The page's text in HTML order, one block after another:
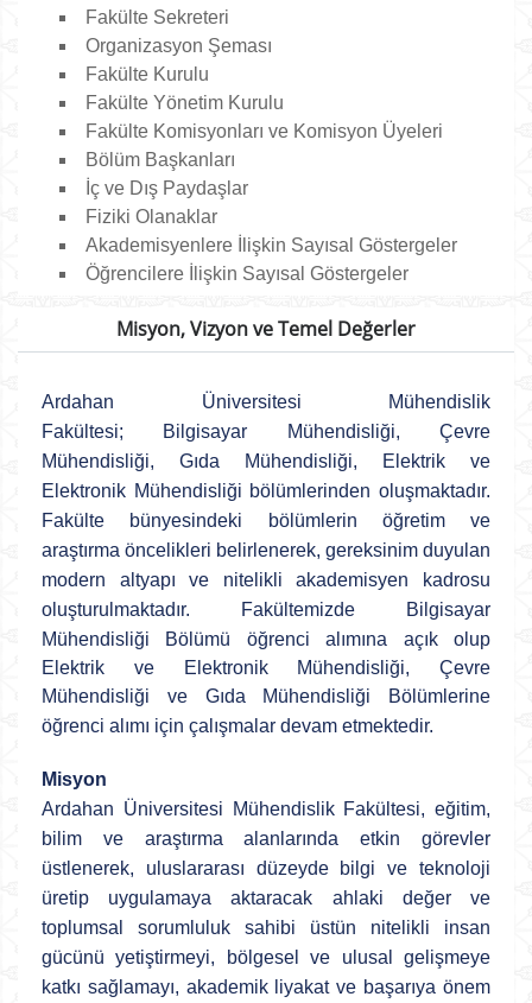
Fakülte Sekreteri
Organizasyon Şeması
Fakülte Kurulu
Fakülte Yönetim Kurulu
Fakülte Komisyonları ve Komisyon Üyeleri
Bölüm Başkanları
İç ve Dış Paydaşlar
Fiziki Olanaklar
Akademisyenlere İlişkin Sayısal Göstergeler
Öğrencilere İlişkin Sayısal Göstergeler
Misyon, Vizyon ve Temel Değerler
Ardahan Üniversitesi Mühendislik
Fakültesi; Bilgisayar Mühendisliği,Çevre
Mühendisliği, Gıda Mühendisliği, Elektrik ve
Elektronik Mühendisliği bölümlerinden oluşmaktadır.
Fakülte bünyesindeki bölümlerin öğretim ve
araştırma öncelikleri belirlenerek, gereksinim duyulan
modern altyapı ve nitelikli akademisyen kadrosu
oluşturulmaktadır. Fakültemizde
Bilgisayar
Mühendisliği Bölümü öğrenci alımına açık olup
Elektrik ve Elektronik Mühendisliği, Çevre
Mühendisliği ve Gıda Mühendisliği Bölümlerine
öğrenci alımı için çalışmalar devam etmektedir.
Misyon
Ardahan Üniversitesi Mühendislik Fakültesi, eğitim,
bilim ve araştırma alanlarında etkin görevler
üstlenerek, uluslararası düzeyde bilgi ve teknoloji
üretip uygulamaya aktaracak ahlaki değer ve
toplumsal sorumluluk sahibi üstün nitelikli insan
gücünü yetiştirmeyi, bölgesel ve ulusal gelişmeye
katkı sağlamayı, akademik liyakat ve başarıya önem